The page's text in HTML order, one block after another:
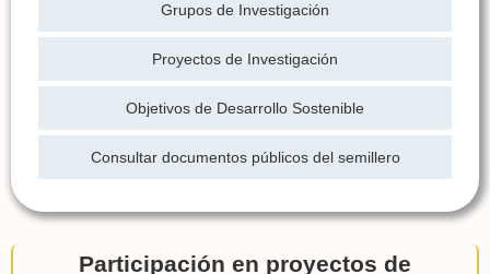
Grupos de Investigación
Proyectos de Investigación
Objetivos de Desarrollo Sostenible
Consultar documentos públicos del semillero
Participación en proyectos de